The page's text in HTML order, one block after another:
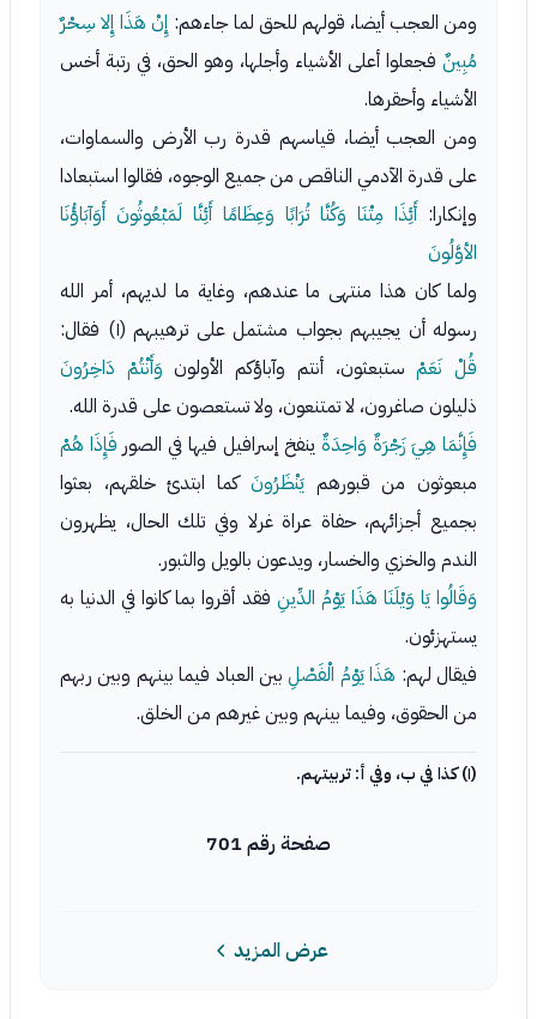
ومن العجب أيضا، قولهم للحق لما جاءهم: إِنْ هَذَا إِلا سِحْرٌ
مُبِينٌ فجعلوا أعلى الأشياء وأجلها، وهو الحق، في رتبة أخس
الأشياء وأحقرها.
ومن العجب أيضا، قياسهم قدرة رب الأرض والسماوات،
على قدرة الآدمي الناقص من جميع الوجوه، فقالوا استبعادا
وإنكارا: أَئِذَا مِتْنَا وَكُنَّا تُرَابًا وَعِظَامًا أَئِنَّا لَمَبْعُوثُونَ أَوَآبَاؤُنَا
الأوَّلُونَ
ولما كان هذا منتهى ما عندهم، وغاية ما لديهم، أمر الله
رسوله أن يجيبهم بجواب مشتمل على ترهيبهم (١) فقال:
قُلْ نَعَمْستبعثون، أنتم وآباؤكم الأولون وَأَنْتُمْ دَاخِرُونَ
ذليلون صاغرون، لا تمتنعون، ولا تستعصون على قدرة الله.
فَإِنَّمَا هِيَ زَجْرَةٌ وَاحِدَةٌ ينفخ إسرافيل فيها في الصور فَإِذَا هُمْ
مبعوثون من قبورهميَنْظَرُونَ كما ابتدئ خلقهم، بعثوا
بجميع أجزائهم، حفاة عراة غرلا وفي تلك الحال، يظهرون
الندم والخزي والخسار، ويدعون بالويل والثبور.
وَقَالُوا يَا وَيْلَنَا هَذَا يَوْمُ الدِّينِ فقد أقروا بما كانوا في الدنيا به
يستهزئون.
فيقال لهم: هَذَا يَوْمُ الْفَصْلِبين العباد فيما بينهم وبين ربهم
من الحقوق، وفيما بينهم وبين غيرهم من الخلق.
(١) كذا في ب، وفي أ: تربيتهم.
صفحة رقم 701
عرض المزيد